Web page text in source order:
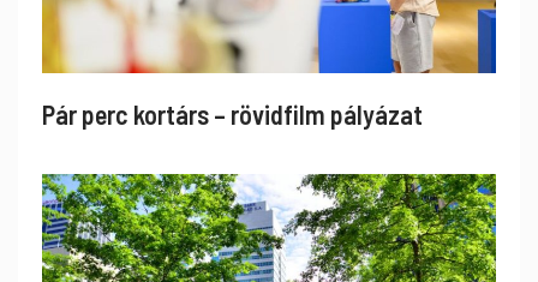
Pár perc kortárs – rövidfilm pályázat